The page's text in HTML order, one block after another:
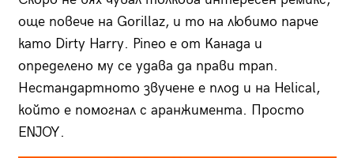
още повече на Gorillaz, и то на любимо парче
като Dirty Harry. Pineo е от Канада и
определено му се удава да прави трап.
Нестандартното звучене е плод и на Helical,
който е помогнал с аранжимента. Просто
ENJOY.